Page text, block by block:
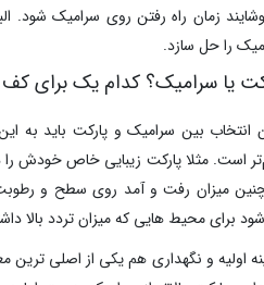
زمان راه رفتن روی سرامیک
را حل سازد.
یا سرامیک؟ کدام یک برای
انتخاب بین سرامیک و پارکت باید
است. مثلا پارکت زیبایی خاص خودش را
میزان رفت و آمد روی سطح و
برای محیط هایی که میزان تردد بالا
اولیه و نگهداری هم یکی از اصلی ترین